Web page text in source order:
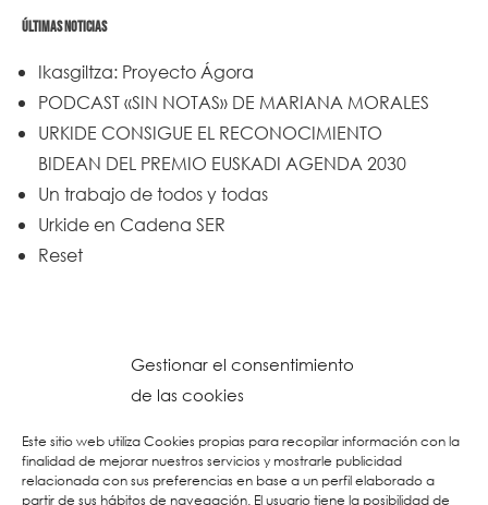
Gestionar el consentimiento
de las cookies
Este sitio web utiliza Cookies propias para recopilar información con la
finalidad de mejorar nuestros servicios y mostrarle publicidad
relacionada con sus preferencias en base a un perfil elaborado a
partir de sus hábitos de navegación. El usuario tiene la posibilidad de
ÚLTIMAS NOTICIAS
Ikasgiltza: Proyecto Ágora
PODCAST «SIN NOTAS» DE MARIANA MORALES
URKIDE CONSIGUE EL RECONOCIMIENTO
BIDEAN DEL PREMIO EUSKADI AGENDA 2030
Un trabajo de todos y todas
Urkide en Cadena SER
Reset